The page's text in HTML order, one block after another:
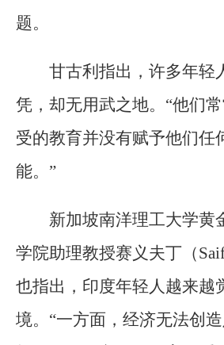
题。
甘古利指出，许多年轻
凭，却无用武之地。“他们
受的教育并没有赋予他们任
能。”
新加坡南洋理工大学黄
学院助理教授赛义夫丁（
也指出，印度年轻人越来越
境。“一方面，经济无法创